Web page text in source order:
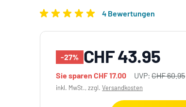
4 Bewertungen
-27% CHF 43.95
Sie sparenCHF 17.00 UVP:CHF 60.95
inkl. MwSt., zzgl.Versandkosten